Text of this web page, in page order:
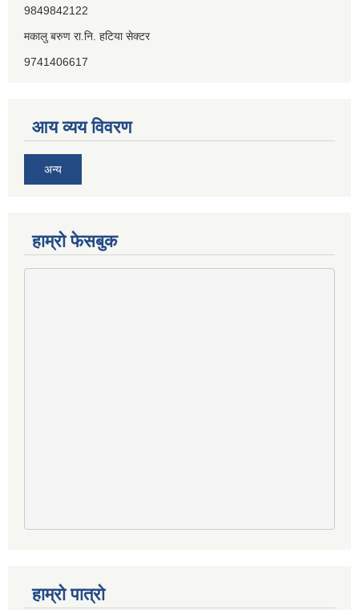
9849842122
मकालु बरुण रा.नि. हटिया सेक्टर
9741406617
आय व्यय विवरण
अन्य
हाम्राे फेसबुक
हाम्रो पात्रो